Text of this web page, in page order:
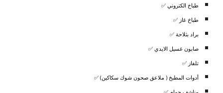
طباخ الكتروني ✅
طباخ غاز✅
براد بثلاحة ✅
صابون غسيل الايدي ✅
تلفاز ✅
أدوات المطبخ ( ملاعق صحون شوك سكاكين) ✅